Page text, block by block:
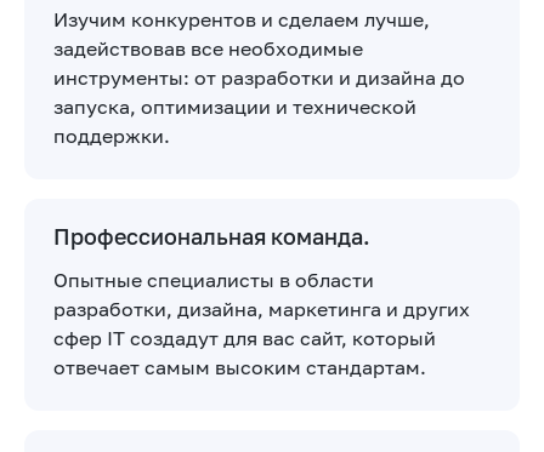
Изучим конкурентов и сделаем лучше,
задействовав все необходимые
инструменты: от разработки и дизайна до
запуска, оптимизации и технической
поддержки.
Профессиональная команда.
Опытные специалисты в области
разработки, дизайна, маркетинга и других
сфер IT создадут для вас сайт, который
отвечает самым высоким стандартам.